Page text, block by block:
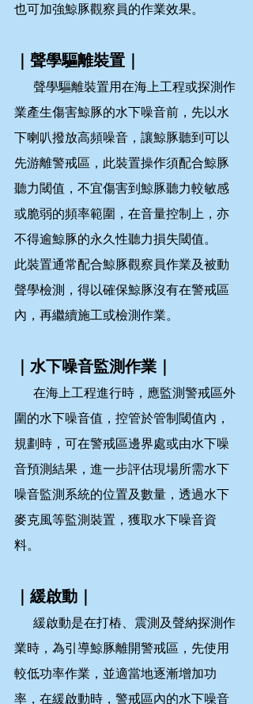
也可加強鯨豚觀察員的作業效果。
｜聲學驅離裝置｜
業產生傷害鯨豚的水下噪音前，先以水
下喇叭撥放高頻噪音，讓鯨豚聽到可以
先游離警戒區，此裝置操作須配合鯨豚
聽力閾值，不宜傷害到鯨豚聽力較敏感
或脆弱的頻率範圍，在音量控制上，亦
不得逾鯨豚的永久性聽力損失閾值。
此裝置通常配合鯨豚觀察員作業及被動
聲學檢測，得以確保鯨豚沒有在警戒區
內，再繼續施工或檢測作業。
｜水下噪音監測作業｜
圍的水下噪音值，控管於管制閾值內，
規劃時，可在警戒區邊界處或由水下噪
音預測結果，進一步評估現場所需水下
噪音監測系統的位置及數量，透過水下
麥克風等監測裝置，獲取水下噪音資
料。
｜緩啟動｜
業時，為引導鯨豚離開警戒區，先使用
較低功率作業，並適當地逐漸增加功
率，在緩啟動時，警戒區內的水下噪音